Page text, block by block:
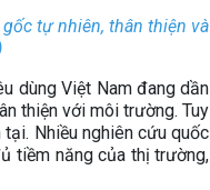
tự nhiên, thân thiện và
dùng Việt Nam đang dần
thiện với môi trường. Tuy
Nhiều nghiên cứu quốc
tiềm năng của thị trường,